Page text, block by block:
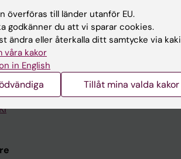
Stöd
Kontakta
överföras till länder utanför EU.
godkänner du att vi sparar cookies.
ändra eller återkalla ditt samtycke via
våra kakor
in English
Tillåt mina valda kakor